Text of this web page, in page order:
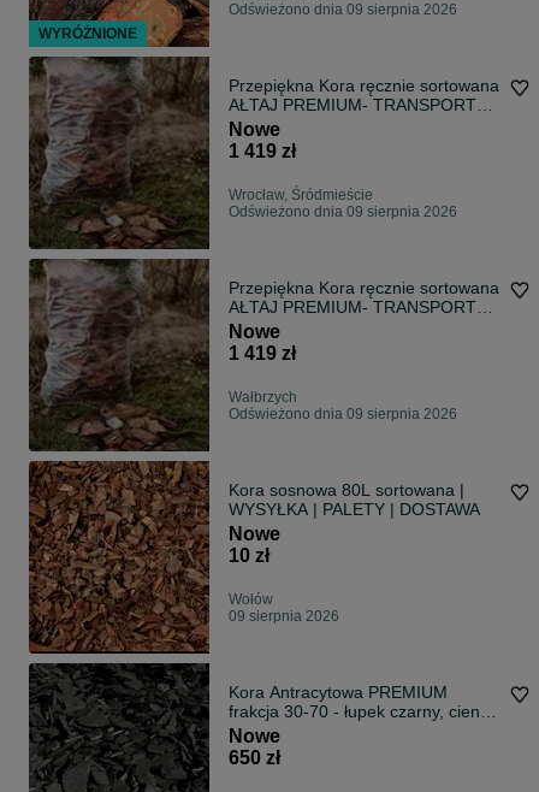
Odświeżono dnia 09 sierpnia 2026
Przepiękna Kora ręcznie sortowana
AŁTAJ PREMIUM- TRANSPORT
GRATIS
Nowe
1 419 zł
Wrocław, Śródmieście
Odświeżono dnia 09 sierpnia 2026
Przepiękna Kora ręcznie sortowana
AŁTAJ PREMIUM- TRANSPORT
GRATIS
Nowe
1 419 zł
Wałbrzych
Odświeżono dnia 09 sierpnia 2026
Kora sosnowa 80L sortowana |
WYSYŁKA | PALETY | DOSTAWA
Nowe
10 zł
Wołów
09 sierpnia 2026
Kora Antracytowa PREMIUM
frakcja 30-70 - łupek czarny, cienko
łupany
Nowe
650 zł
WYRÓŻNIONE